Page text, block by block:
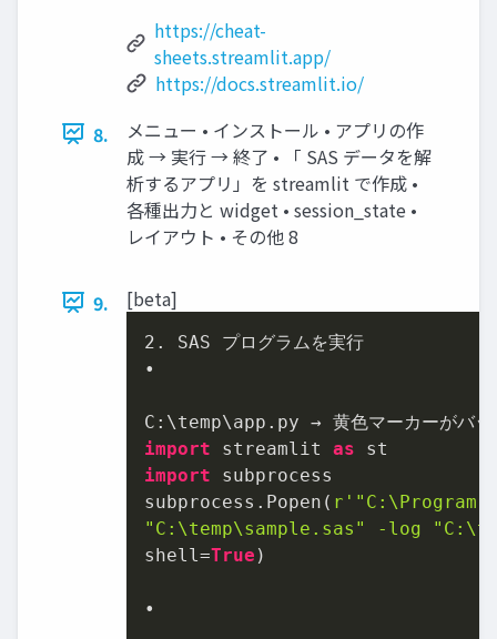
https://cheat-
sheets.streamlit.app/
https://docs.streamlit.io/
8.
メニュー • インストール • アプリの作
成 → 実行 → 終了 • 「 SAS データを解
析するアプリ」を streamlit で作成 •
各種出力と widget • session_state •
レイアウト • その他 8
9. [beta]
2.
SAS プログラムを実行
•
import streamlit as
import subprocess
subprocess.Popen( r'"C:\Program
"C:\temp\sample.sas" -log
shell=True )
•